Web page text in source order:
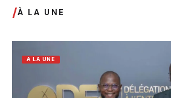
/À LA UNE
A LA UNE